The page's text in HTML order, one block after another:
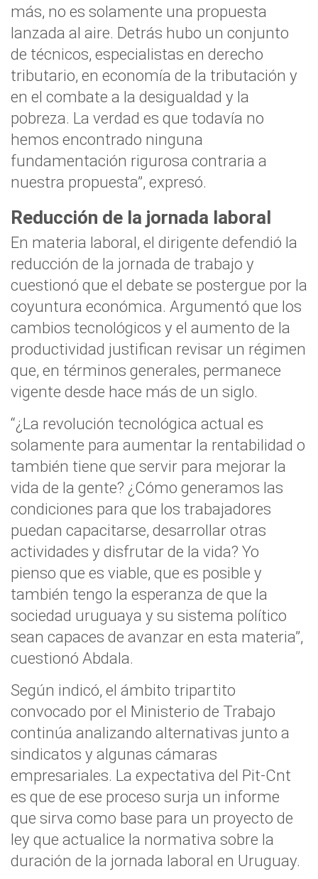
más, no es solamente una propuesta
lanzada al aire. Detrás hubo un conjunto
de técnicos, especialistas en derecho
tributario, en economía de la tributación y
en el combate a la desigualdad y la
pobreza. La verdad es que todavía no
hemos encontrado ninguna
fundamentación rigurosa contraria a
nuestra propuesta”, expresó.
Reducción de la jornada laboral
En materia laboral, el dirigente defendió la
reducción de la jornada de trabajo y
cuestionó que el debate se postergue por la
coyuntura económica. Argumentó que los
cambios tecnológicos y el aumento de la
productividad justifican revisar un régimen
que, en términos generales, permanece
vigente desde hace más de un siglo.
“¿La revolución tecnológica actual es
solamente para aumentar la rentabilidad o
también tiene que servir para mejorar la
vida de la gente? ¿Cómo generamos las
condiciones para que los trabajadores
puedan capacitarse, desarrollar otras
actividades y disfrutar de la vida? Yo
pienso que es viable, que es posible y
también tengo la esperanza de que la
sociedad uruguaya y su sistema político
sean capaces de avanzar en esta materia”,
cuestionó Abdala.
Según indicó, el ámbito tripartito
convocado por el Ministerio de Trabajo
continúa analizando alternativas junto a
sindicatos y algunas cámaras
empresariales. La expectativa del Pit-Cnt
es que de ese proceso surja un informe
que sirva como base para un proyecto de
ley que actualice la normativa sobre la
duración de la jornada laboral en Uruguay.